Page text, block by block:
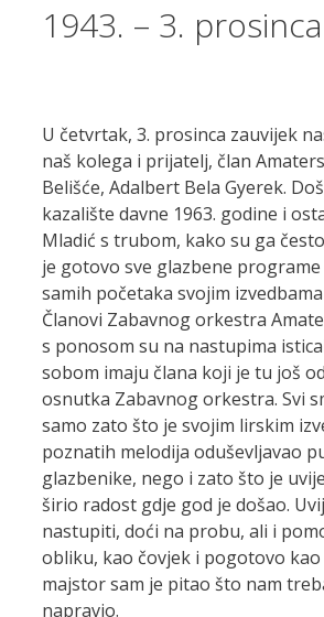
1943. – 3.
U četvrtak, 3. prosinca zauvijek
naš kolega i prijatelj, član
Belišće, Adalbert Bela Gyerek.
kazalište davne 1963. godine i
Mladić s trubom, kako su ga
je gotovo sve glazbene programe
samih početaka svojim
Članovi Zabavnog orkestra
s ponosom su na nastupima
sobom imaju člana koji je tu još
osnutka Zabavnog orkestra. Svi
samo zato što je svojim lirskim
poznatih melodija oduševljavao
glazbenike, nego i zato što je
širio radost gdje god je došao.
nastupiti, doći na probu, ali i
obliku, kao čovjek i pogotovo
majstor sam je pitao što nam
napravio.